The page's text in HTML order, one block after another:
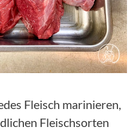
Fleisch marinieren,
Fleischsorten